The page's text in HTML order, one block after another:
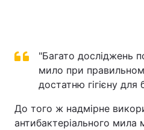
"Багато досліджень
мило при
достатню гігієну для
До того ж надмірне
антибактеріального